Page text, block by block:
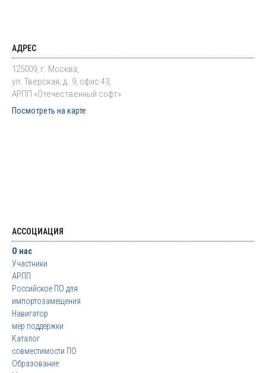
АДРЕС
125009, г. Москва,
ул. Тверская, д. 9, офис 43,
АРПП «Отечественный софт»
Посмотреть на карте
АССОЦИАЦИЯ
О нас
Участники
АРПП
Российское ПО для
импортозамещения
Навигатор
мер поддержки
Каталог
совместимости ПО
Образование